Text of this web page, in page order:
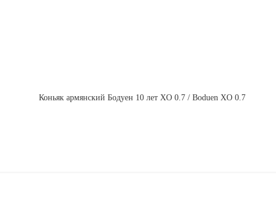
Коньяк армянский Бодуен 10 лет XO 0.7 / Boduen XO 0.7